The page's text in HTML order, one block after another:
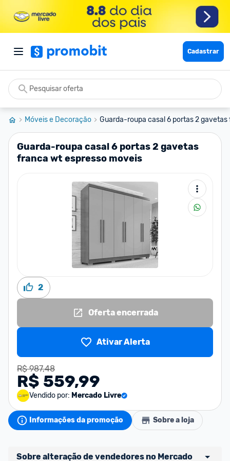
Cadastrar
Móveis e Decoração Guarda-roupa casal 6 portas 2
Guarda-roupa casal 6 portas 2 gavetas
franca wt espresso moveis
2
Oferta encerrada
Ativar Alerta
R$ 987,48
R$ 559,99
Vendido por: Mercado Livre
Informações da promoção Sobre a loja
Sobre alteração de vendedores no Mercado